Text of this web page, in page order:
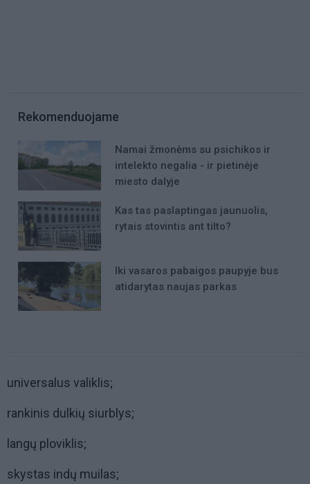
Rekomenduojame
Namai žmonėms su psichikos ir
intelekto negalia - ir pietinėje
miesto dalyje
Kas tas paslaptingas jaunuolis,
rytais stovintis ant tilto?
Iki vasaros pabaigos paupyje bus
atidarytas naujas parkas
universalus valiklis;
rankinis dulkių siurblys;
langų ploviklis;
skystas indų muilas;